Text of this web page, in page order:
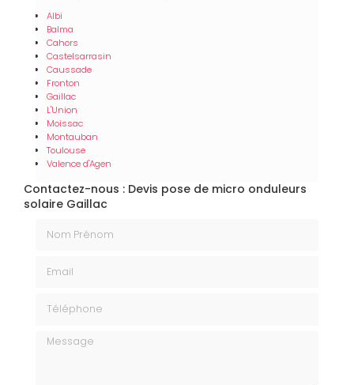
Albi
Balma
Cahors
Castelsarrasin
Caussade
Fronton
Gaillac
L'Union
Moissac
Montauban
Toulouse
Valence d'Agen
Contactez-nous : Devis pose de micro onduleurs
solaire Gaillac
Message